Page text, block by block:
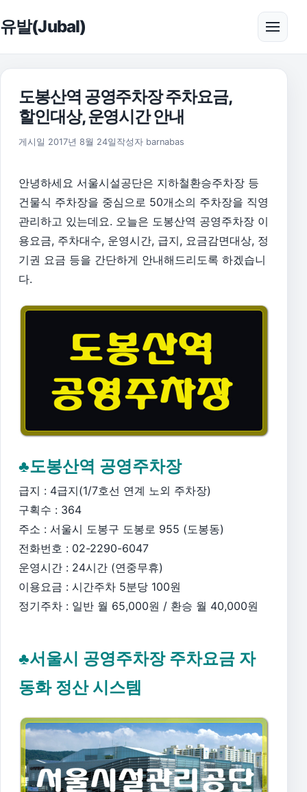
유발(Jubal) 메뉴
도봉산역 공영주차장 주차요금,
할인대상, 운영시간 안내
게시일 2017년 8월 24일 2017년 8월 24일
작성자 barnabas
안녕하세요 서울시설공단은 지하철환승주차장 등
건물식 주차장을 중심으로 50개소의 주차장을 직영
관리하고 있는데요. 오늘은 도봉산역 공영주차장 이
용요금, 주차대수, 운영시간, 급지, 요금감면대상, 정
기권 요금 등을 간단하게 안내해드리도록 하겠습니
다.
♣도봉산역 공영주차장
급지 : 4급지(1/7호선 연계 노외 주차장)
구획수 : 364
주소 : 서울시 도봉구 도봉로 955 (도봉동)
전화번호 : 02-2290-6047
운영시간 : 24시간 (연중무휴)
이용요금 : 시간주차 5분당 100원
정기주차 : 일반 월 65,000원 / 환승 월 40,000원
♣서울시 공영주차장 주차요금 자
동화 정산 시스템